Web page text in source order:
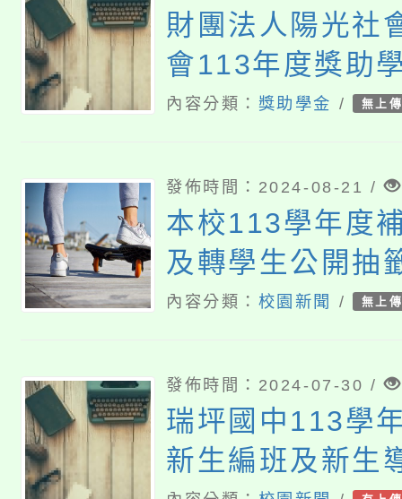
財團法人陽光社
會113年度獎助
案
內容分類： 獎助學金 / 無上
發佈時間：2024-08-21 /
本校113學年度
及轉學生公開抽
內容分類： 校園新聞 / 無上
發佈時間：2024-07-30 /
瑞坪國中113學
新生編班及新生